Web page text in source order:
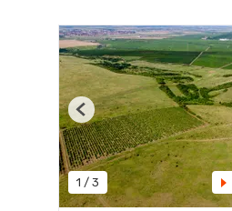
1 / 3
Previous